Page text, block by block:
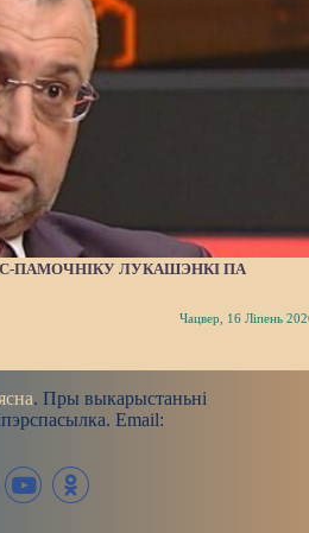
ПАМОЧНІКУ ЛУКАШЭНКІ ПА
Чацвер, 16 Ліпень
. Пры выкарыстаньні
Email: